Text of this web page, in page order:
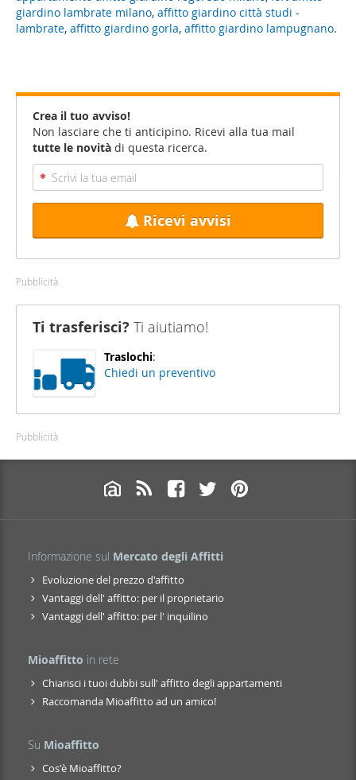
giardino lambrate milano, affitto giardino città studi -
lambrate, affitto giardino gorla, affitto giardino lampugnano.
Crea il tuo avviso!
Non lasciare che ti anticipino. Ricevi alla tua mail
tutte le novità di questa ricerca.
Ricevi avvisi
Pubblicità
Ti trasferisci? Ti aiutiamo!
Traslochi:
Chiedi un preventivo
Pubblicità
Informazione sul Mercato degli Affitti
Evoluzione del prezzo d'affitto
Vantaggi dell' affitto: per il proprietario
Vantaggi dell' affitto: per l' inquilino
Mioaffitto in rete
Chiarisci i tuoi dubbi sull' affitto degli appartamenti
Raccomanda Mioaffitto ad un amico!
Su Mioaffitto
Cos'è Mioaffitto?